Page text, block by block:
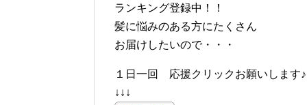
ランキング登録中！！
髪に悩みのある方にたくさん
お届けしたいので・・・
１日一回 応援クリックお願いします♪
↓↓↓